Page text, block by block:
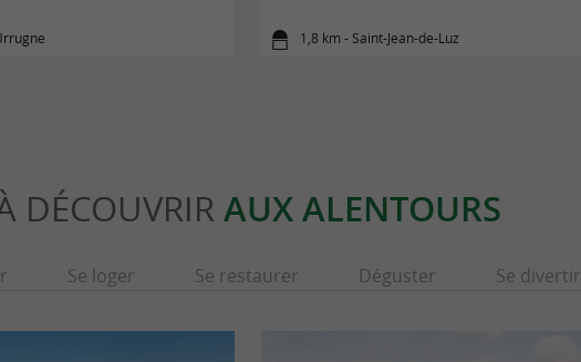
1,8 km - Saint-Jean-de-Luz
DÉCOUVRIR AUX ALENTOURS
Se loger Se restaurer Déguster Se divertir